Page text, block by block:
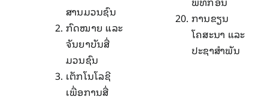
ສານມວນຊົນ
ກົດໝາຍ ແລະ
ຈັນຍາບັນສື່
ມວນຊົນ
ເຕັກໂນໂລຊີ
ເພື່ອການສື່
ການຂຽນ
ໂຄສະນາ ແລະ
ປະຊາສໍາພັນ